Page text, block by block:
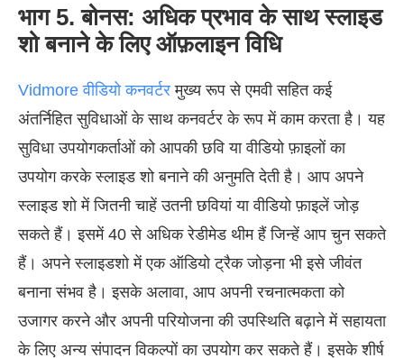
भाग 5. बोनस: अधिक प्रभाव के साथ स्लाइड
शो बनाने के लिए ऑफ़लाइन विधि
Vidmore वीडियो कनवर्टर मुख्य रूप से एमवी सहित कई
अंतर्निहित सुविधाओं के साथ कनवर्टर के रूप में काम करता है। यह
सुविधा उपयोगकर्ताओं को आपकी छवि या वीडियो फ़ाइलों का
उपयोग करके स्लाइड शो बनाने की अनुमति देती है। आप अपने
स्लाइड शो में जितनी चाहें उतनी छवियां या वीडियो फ़ाइलें जोड़
सकते हैं। इसमें 40 से अधिक रेडीमेड थीम हैं जिन्हें आप चुन सकते
हैं। अपने स्लाइडशो में एक ऑडियो ट्रैक जोड़ना भी इसे जीवंत
बनाना संभव है। इसके अलावा, आप अपनी रचनात्मकता को
उजागर करने और अपनी परियोजना की उपस्थिति बढ़ाने में सहायता
के लिए अन्य संपादन विकल्पों का उपयोग कर सकते हैं। इसके शीर्ष